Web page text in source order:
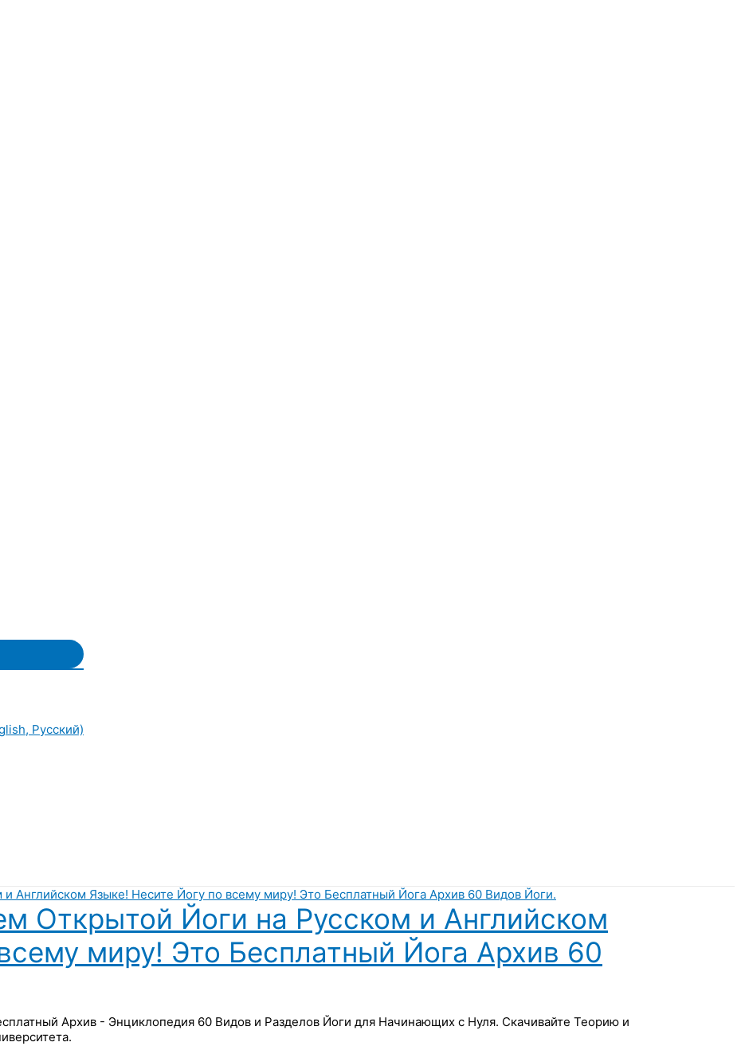
Русский)
Открытой Йоги на Русском и Английском
миру! Это Бесплатный Йога Архив 60
Архив - Энциклопедия 60 Видов и Разделов Йоги для Начинающих с Нуля. Скачивайте Теорию и